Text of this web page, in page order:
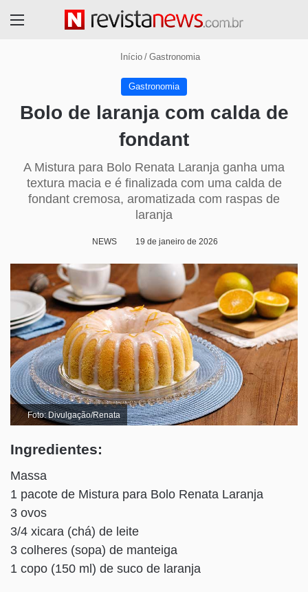
Início / Gastronomia
Gastronomia
Bolo de laranja com calda de
fondant
A Mistura para Bolo Renata Laranja ganha uma
textura macia e é finalizada com uma calda de
fondant cremosa, aromatizada com raspas de
laranja
NEWS 19 de janeiro de 2026
Foto: Divulgação/Renata
Ingredientes:
Massa
1 pacote de Mistura para Bolo Renata Laranja
3 ovos
3/4 xicara (chá) de leite
3 colheres (sopa) de manteiga
1 copo (150 ml) de suco de laranja